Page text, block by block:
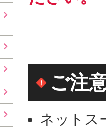
ご注
ネットス